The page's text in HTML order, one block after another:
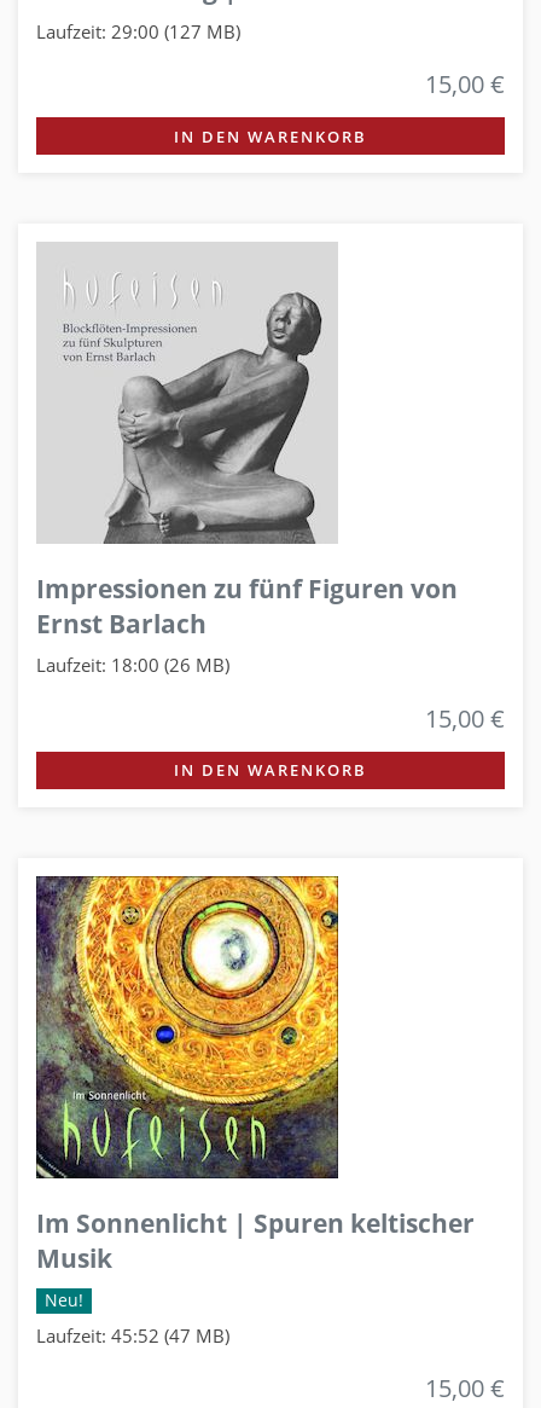
Laufzeit: 29:00 (127 MB)
15,00 €
IN DEN WARENKORB
Impressionen zu fünf Figuren von
Ernst Barlach
Laufzeit: 18:00 (26 MB)
15,00 €
IN DEN WARENKORB
Im Sonnenlicht | Spuren keltischer
Musik
Neu!
Laufzeit: 45:52 (47 MB)
15,00 €